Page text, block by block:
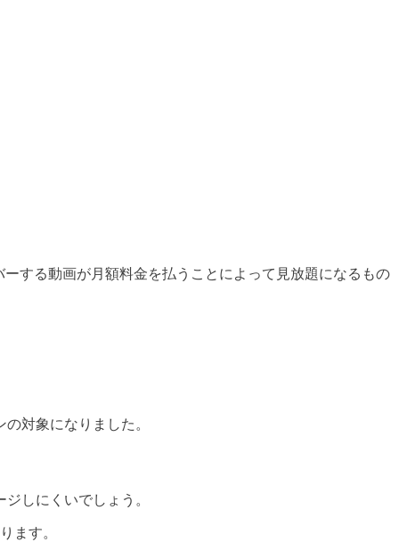
する動画が月額料金を払うことによって見放題になるもの
対象になりました。
しにくいでしょう。
ます。